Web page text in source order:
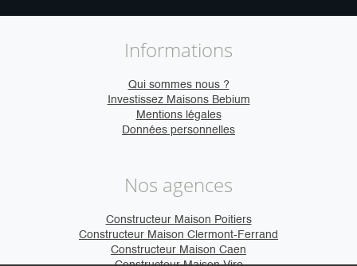
Informations
Qui sommes nous ?
Investissez Maisons Bebium
Mentions légales
Données personnelles
Nos agences
Constructeur Maison Poitiers
Constructeur Maison Clermont-Ferrand
Constructeur Maison Caen